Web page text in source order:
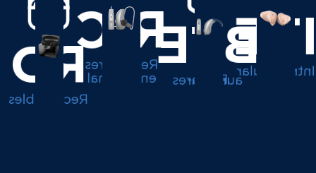
RD
Recargables
RIC
Receptores
en el canal
BTE
Retro-auriculares
Intrauricular